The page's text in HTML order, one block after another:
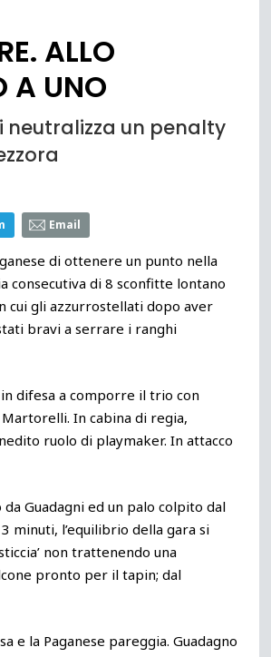
ALLO
A UNO
neutralizza un penalty
Email
di ottenere un punto nella
consecutiva di 8 sconfitte lontano
cui gli azzurrostellati dopo aver
bravi a serrare i ranghi
difesa a comporre il trio con
Martorelli. In cabina di regia,
ruolo di playmaker. In attacco
Guadagni ed un palo colpito dal
minuti, l’equilibrio della gara si
non trattenendo una
pronto per il tapin; dal
e la Paganese pareggia. Guadagno